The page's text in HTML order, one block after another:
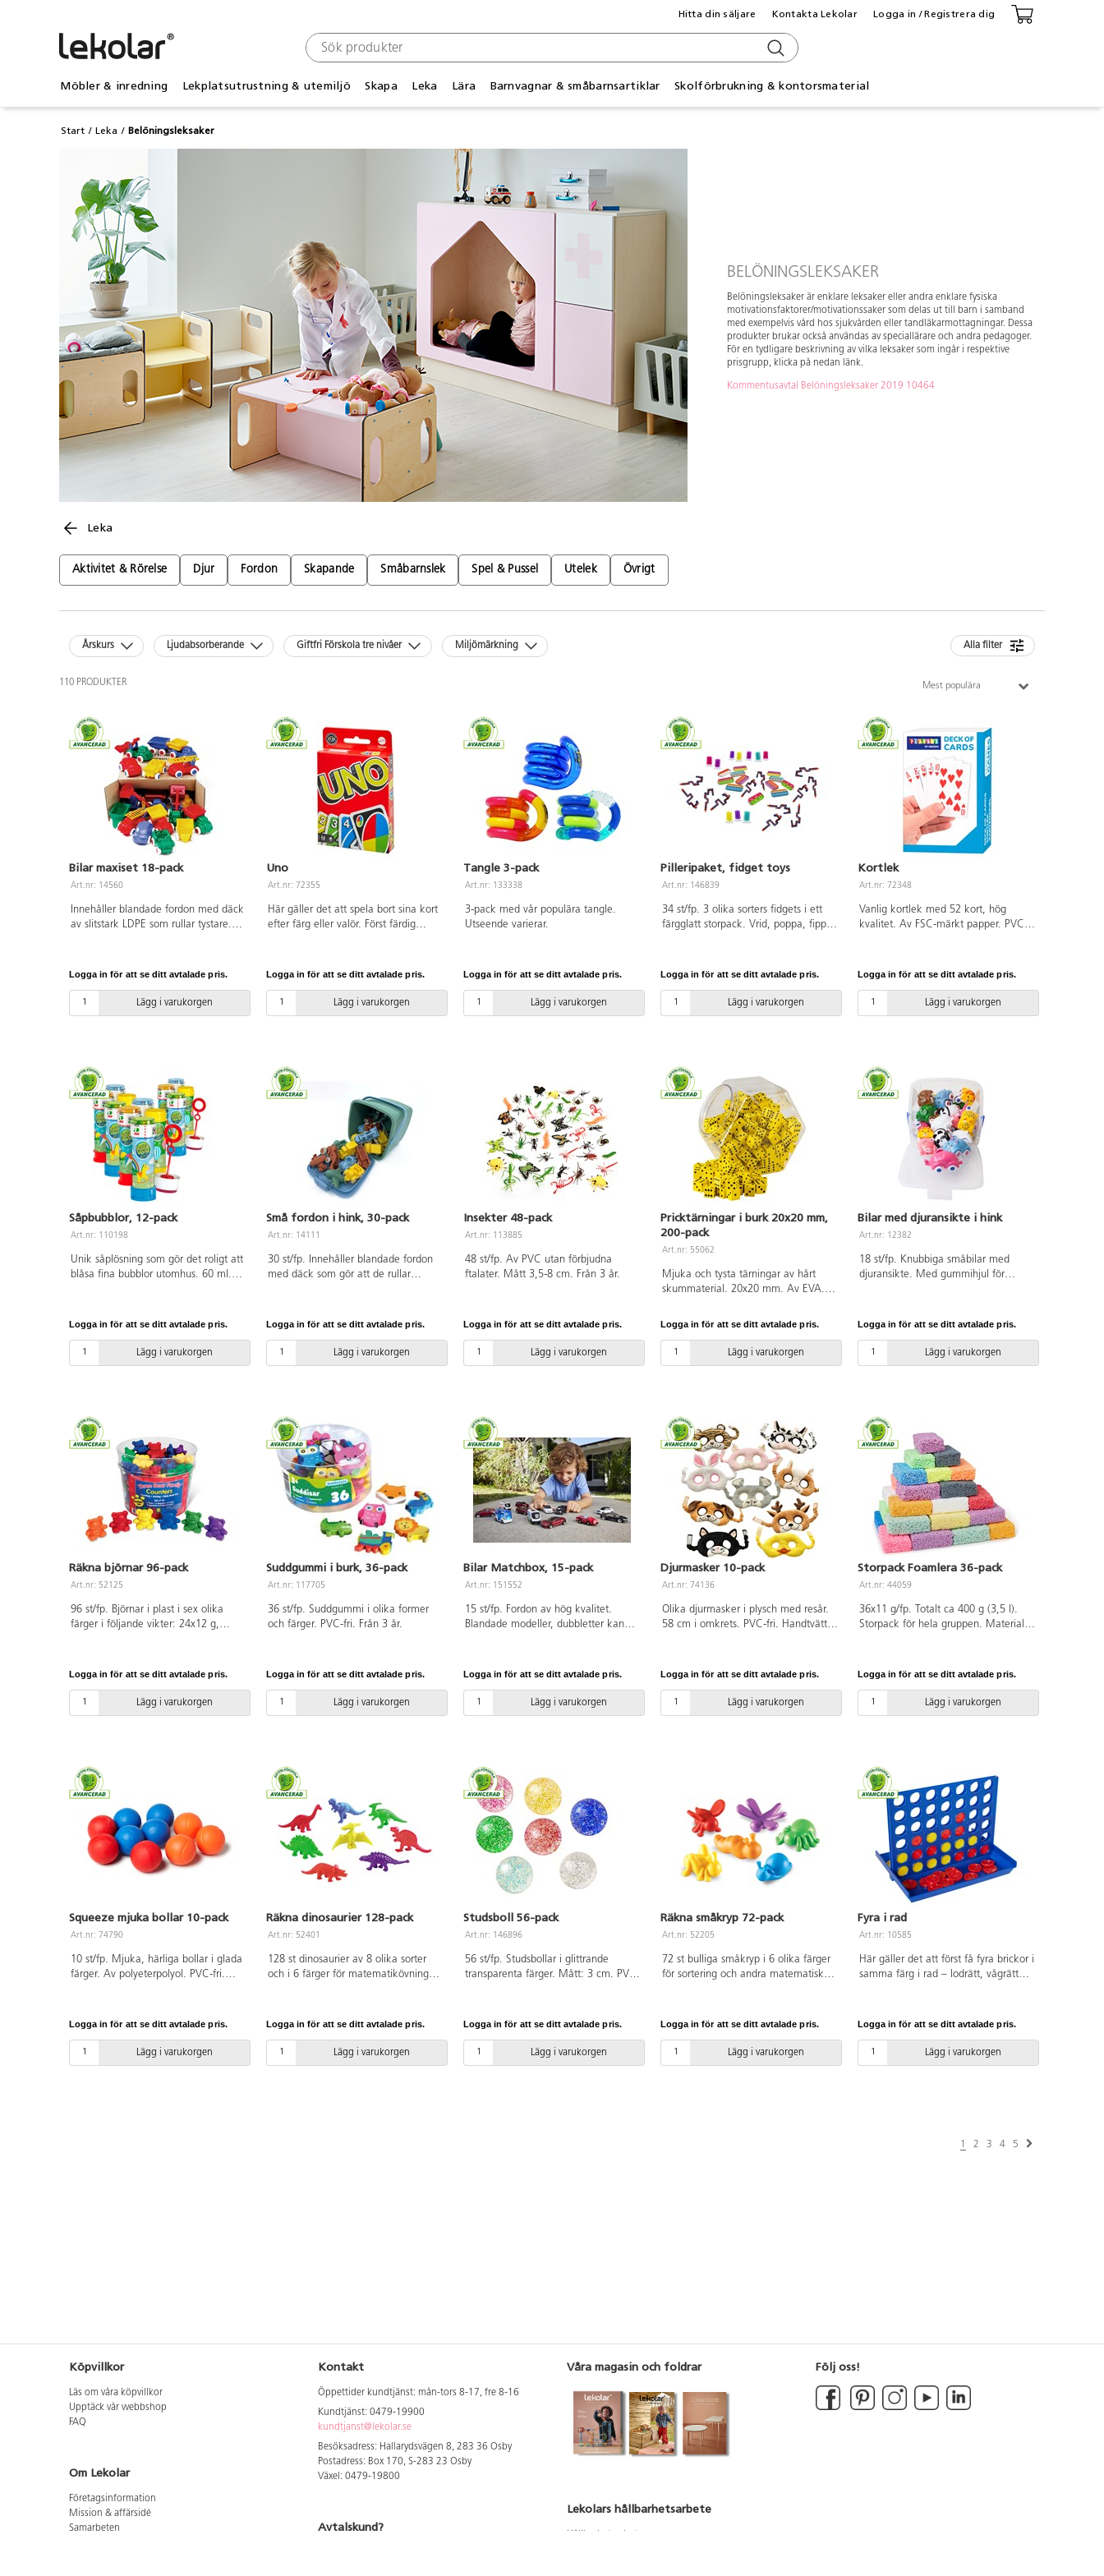
Möbler & inredning Lekplatsutrustning & utemiljö Skapa Leka Lära Barnvagnar & småbarnsartiklar Skolförbrukning & kontorsmaterial
Hitta din säljare Kontakta Lekolar Logga in / Registrera dig
Start Leka Belöningsleksaker
BELÖNINGSLEKSAKER
Belöningsleksaker är enklare leksaker eller andra enklare fysiska
motivationsfaktorer/motivationssaker som delas ut till barn i samband
med exempelvis vård hos sjukvården eller tandläkarmottagningar. Dessa
produkter brukar också användas av speciallärare och andra pedagoger.
För en tydligare beskrivning av vilka leksaker som ingår i respektive
prisgrupp, klicka på nedan länk.
Kommentusavtal Belöningsleksaker 2019 10464
Leka
Aktivitet & Rörelse Djur Fordon Skapande Småbarnslek Spel & Pussel Utelek Övrigt
Årskurs Ljudabsorberande Giftfri Förskola tre nivåer Miljömärkning Alla filter
110 PRODUKTER Mest populära
Bilar maxiset 18-pack
Art.nr: 14560
Innehåller blandade fordon med däck
av slitstark LDPE som rullar tystare.
Logga in för att se ditt avtalade pris.
Lägg i varukorgen
Uno
Art.nr: 72355
Här gäller det att spela bort sina kort
efter färg eller valör. Först färdig
10 spelare. Av FSC-märkt kartong.
Logga in för att se ditt avtalade pris.
Lägg i varukorgen
Tangle 3-pack
Art.nr: 133338
3-pack med vår populära tangle.
Utseende varierar.
Logga in för att se ditt avtalade pris.
Lägg i varukorgen
Pilleripaket, fidget toys
Art.nr: 146839
34 st/fp. 3 olika sorters fidgets i ett
färgglatt storpack. Vrid, poppa, fippla,
Logga in för att se ditt avtalade pris.
Lägg i varukorgen
Kortlek
Art.nr: 72348
Vanlig kortlek med 52 kort, hög
kvalitet. Av FSC-märkt papper. PVC-
Logga in för att se ditt avtalade pris.
Lägg i varukorgen
Såpbubblor, 12-pack
Art.nr: 110198
Unik såplösning som gör det roligt att
blåsa fina bubblor utomhus. 60 ml.
Logga in för att se ditt avtalade pris.
Lägg i varukorgen
Små fordon i hink, 30-pack
Art.nr: 14111
30 st/fp. Innehåller blandade fordon
med däck som gör att de rullar
år. PVC-fri.
Logga in för att se ditt avtalade pris.
Lägg i varukorgen
Insekter 48-pack
Art.nr: 113885
48 st/fp. Av PVC utan förbjudna
ftalater. Mått 3,5-8 cm. Från 3 år.
Logga in för att se ditt avtalade pris.
Lägg i varukorgen
Pricktärningar i burk 20x20 mm,
200-pack
Art.nr: 55062
Mjuka och tysta tärningar av hårt
skummaterial. 20x20 mm. Av EVA.
Logga in för att se ditt avtalade pris.
Lägg i varukorgen
Bilar med djuransikte i hink
Art.nr: 12382
18 st/fp. Knubbiga småbilar med
djuransikte. Med gummihjul för
Levereras i praktisk förvaringshink
Från 1 år.
Logga in för att se ditt avtalade pris.
Lägg i varukorgen
Räkna björnar 96-pack
Art.nr: 52125
96 st/fp. Björnar i plast i sex olika
färger i följande vikter: 24x12 g,
Logga in för att se ditt avtalade pris.
Lägg i varukorgen
Suddgummi i burk, 36-pack
Art.nr: 117705
36 st/fp. Suddgummi i olika former
och färger. PVC-fri. Från 3 år.
Logga in för att se ditt avtalade pris.
Lägg i varukorgen
Bilar Matchbox, 15-pack
Art.nr: 151552
15 st/fp. Fordon av hög kvalitet.
Blandade modeller, dubbletter kan
Logga in för att se ditt avtalade pris.
Lägg i varukorgen
Djurmasker 10-pack
Art.nr: 74136
Olika djurmasker i plysch med resår.
58 cm i omkrets. PVC-fri. Handtvätt.
Logga in för att se ditt avtalade pris.
Lägg i varukorgen
Storpack Foamlera 36-pack
Art.nr: 44059
36x11 g/fp. Totalt ca 400 g (3,5 l).
Storpack för hela gruppen. Materialet
mycket enkelt att forma och
fastnar inte på t.ex. bordsytor och
lufttorkar inte utan kan användas om
lila, gul, vit och glittriga neonfärgerna
blå, grön, chockrosa, rosa, orange,
lila och gul. 6 st ofärgade glow-in-the-
dark. PVC-fri. Från 3 år.
Logga in för att se ditt avtalade pris.
Lägg i varukorgen
Squeeze mjuka bollar 10-pack
Art.nr: 74790
10 st/fp. Mjuka, härliga bollar i glada
färger. Av polyeterpolyol. PVC-fri.
Logga in för att se ditt avtalade pris.
Lägg i varukorgen
Räkna dinosaurier 128-pack
Art.nr: 52401
128 st dinosaurier av 8 olika sorter
och i 6 färger för matematikövningar i
TPR-plast och burk av petplast. Mått:
Logga in för att se ditt avtalade pris.
Lägg i varukorgen
Studsboll 56-pack
Art.nr: 146896
56 st/fp. Studsbollar i glittrande
transparenta färger. Mått: 3 cm. PVC-
Logga in för att se ditt avtalade pris.
Lägg i varukorgen
Räkna småkryp 72-pack
Art.nr: 52205
72 st bulliga småkryp i 6 olika färger
för sortering och andra matematiska
Mått ca 4 cm. Av PVC fri från
Logga in för att se ditt avtalade pris.
Lägg i varukorgen
Fyra i rad
Art.nr: 10585
Här gäller det att först få fyra brickor i
samma färg i rad – lodrätt, vågrätt
ner och plattan läggs på plats.
spelare. Mått: 26x19x20,5 cm. Av PS-
plast. PVC-fri. Från 3 år.
Logga in för att se ditt avtalade pris.
Lägg i varukorgen
1 2 3 4 5
Köpvillkor
Läs om våra köpvillkor
Upptäck vår webbshop
FAQ
Om Lekolar
Företagsinformation
Mission & affärsidé
Samarbeten
Kontakt
Öppettider kundtjänst: mån-tors 8-17, fre 8-16
Kundtjänst: 0479-19900
kundtjanst@lekolar.se
Besöksadress: Hallarydsvägen 8, 283 36 Osby
Postadress: Box 170, S-283 23 Osby
Växel: 0479-19800
Avtalskund?
Våra magasin och foldrar
Lekolars hållbarhetsarbete
Följ oss!